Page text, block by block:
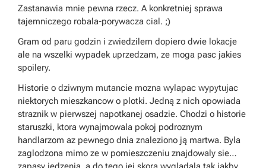
Zastanawia mnie pewna rzecz. A konkretniej sprawa
tajemniczego robala-porywacza cial. ;)
Gram od paru godzin i zwiedzilem dopiero dwie lokacje
ale na wszelki wypadek uprzedzam, ze moga pasc jakies
spoilery.
Historie o dziwnym mutancie mozna wylapac wypytujac
niektorych mieszkancow o plotki. Jedną z nich opowiada
straznik w pierwszej napotkanej osadzie. Chodzi o historie
staruszki, ktora wynajmowala pokoj podroznym
handlarzom az pewnego dnia znaleziono ją martwa. Byla
zaglodzona mimo ze w pomieszczeniu znajdowaly sie